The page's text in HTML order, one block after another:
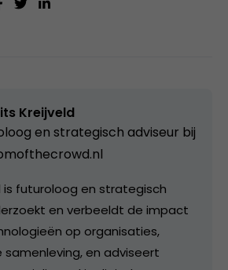
Kreijveld
en strategisch adviseur bij
is futuroloog en strategisch
en verbeeldt de impact
op organisaties,
samenleving, en adviseert